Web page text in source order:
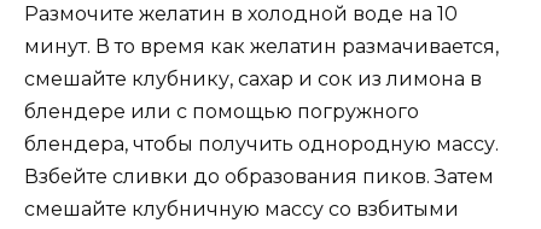
Размочите желатин в холодной воде на 10
минут. В то время как желатин размачивается,
смешайте клубнику, сахар и сок из лимона в
блендере или с помощью погружного
блендера, чтобы получить однородную массу.
Взбейте сливки до образования пиков. Затем
смешайте клубничную массу со взбитыми